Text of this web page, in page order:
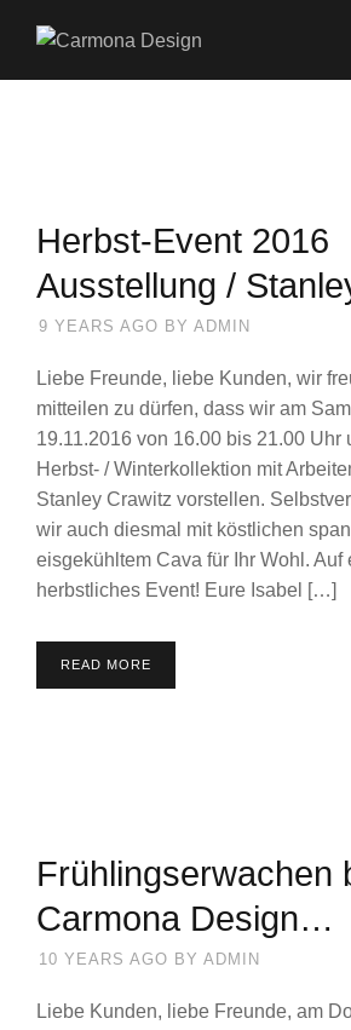
Herbst-Event 2016
Ausstellung /
9 YEARS AGO BY ADMIN
Liebe Freunde, liebe Kunden, wir
mitteilen zu dürfen, dass wir am
19.11.2016 von 16.00 bis 21.00 Uhr
Herbst- / Winterkollektion mit
Stanley Crawitz vorstellen.
wir auch diesmal mit köstlichen
eisgekühltem Cava für Ihr Wohl. Auf
herbstliches Event! Eure Isabel […]
READ MORE
Frühlingserwachen
Carmona Design…
10 YEARS AGO BY ADMIN
Liebe Kunden, liebe Freunde, am